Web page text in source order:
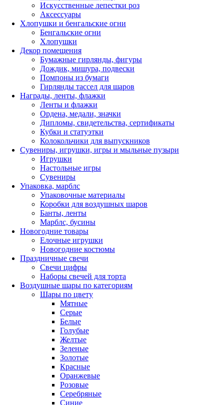
Искусственные лепестки роз
Аксессуары
Хлопушки и бенгальские огни
Бенгальские огни
Хлопушки
Декор помещения
Бумажные гирлянды, фигуры
Дождик, мишура, подвески
Помпоны из бумаги
Гирлянды тассел для шаров
Награды, ленты, флажки
Ленты и флажки
Ордена, медали, значки
Дипломы, свидетельства, сертификаты
Кубки и статуэтки
Колокольчики для выпускников
Сувениры, игрушки, игры и мыльные пузыри
Игрушки
Настольные игры
Сувениры
Упаковка, марблс
Упаковочные материалы
Коробки для воздушных шаров
Банты, ленты
Марблс, бусины
Новогодние товары
Елочные игрушки
Новогодние костюмы
Праздничные свечи
Свечи цифры
Наборы свечей для торта
Воздушные шары по категориям
Шары по цвету
Мятные
Серые
Белые
Голубые
Желтые
Зеленые
Золотые
Красные
Оранжевые
Розовые
Серебряные
Синие